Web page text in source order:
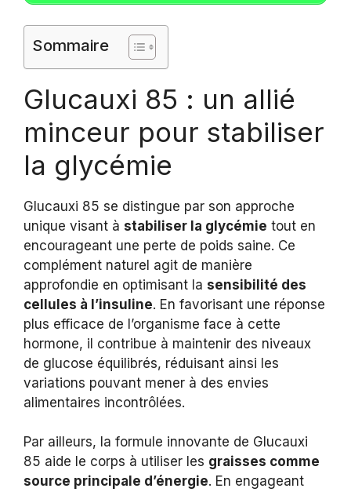
Sommaire
Glucauxi 85 : un allié
minceur pour stabiliser
la glycémie
Glucauxi 85 se distingue par son approche
unique visant à stabiliser la glycémie tout en
encourageant une perte de poids saine. Ce
complément naturel agit de manière
approfondie en optimisant la sensibilité des
cellules à l’insuline. En favorisant une réponse
plus efficace de l’organisme face à cette
hormone, il contribue à maintenir des niveaux
de glucose équilibrés, réduisant ainsi les
variations pouvant mener à des envies
alimentaires incontrôlées.
Par ailleurs, la formule innovante de Glucauxi
85 aide le corps à utiliser les graisses comme
source principale d’énergie. En engageant